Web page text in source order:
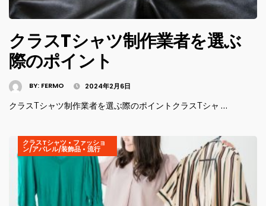
クラスTシャツ制作業者を選ぶ
際のポイント
BY: FERMO 2024年2月6日
クラスTシャツ制作業者を選ぶ際のポイントクラスTシャ …
クラスTシャツ • ファッショ
ン/アパレル/装飾品 • 流行